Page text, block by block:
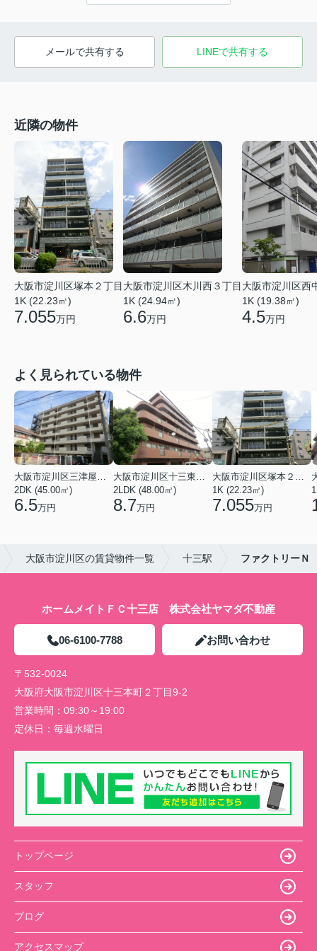
メールで共有する LINEで共有する
近隣の物件
大阪市淀川区塚本２丁目
1K (22.23㎡)
7.055万円
大阪市淀川区木川西３丁目
1K (24.94㎡)
6.6万円
大阪市淀川区西
1K (19.38㎡)
4.5万円
よく見られている物件
2DK (45.00㎡)
6.5万円
2LDK (48.00㎡)
8.7万円
1K (22.23㎡)
7.055万円
大阪市淀川区の賃貸物件一覧 十三駅 ファクトリーＮ
ホームメイトＦＣ十三店 株式会社ヤマダ不動産
06-6100-7788 お問い合わせ
〒532-0024
大阪府大阪市淀川区十三本町２丁目9-2
営業時間： 09:30～19:00
定休日： 毎週水曜日
トップページ
スタッフ
ブログ
アクセスマップ